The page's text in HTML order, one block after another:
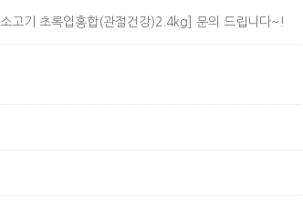
고기 초록입홍합(관절건강)2.4kg] 문의 드립니다~!